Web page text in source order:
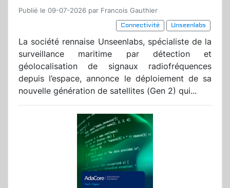
Publié le 09-07-2026 par Francois Gauthier
Connectivité
Unseenlabs
La société rennaise Unseenlabs, spécialiste de la
surveillance maritime par détection et
géolocalisation de signaux radiofréquences
depuis l’espace, annonce le déploiement de sa
nouvelle génération de satellites (Gen 2) qui...